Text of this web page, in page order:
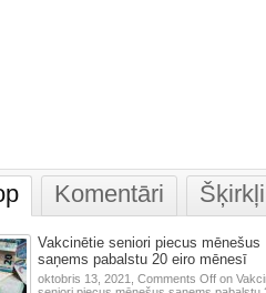
Komentāri Šķirkļi
Vakcinētie seniori piecus mēnešus
saņems pabalstu 20 eiro mēnesī
oktobris 13, 2021, Comments Offon